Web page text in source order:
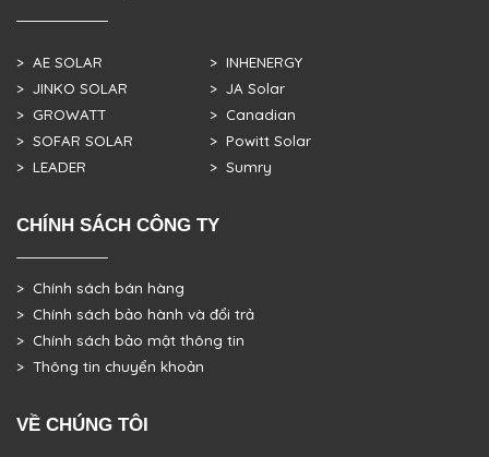
> AE SOLAR
> JINKO SOLAR
> GROWATT
> SOFAR SOLAR
> LEADER
> INHENERGY
> JA Solar
> Canadian
> Powitt Solar
> Sumry
CHÍNH SÁCH CÔNG TY
> Chính sách bán hàng
> Chính sách bảo hành và đổi trả
> Chính sách bảo mật thông tin
> Thông tin chuyển khoản
VỀ CHÚNG TÔI